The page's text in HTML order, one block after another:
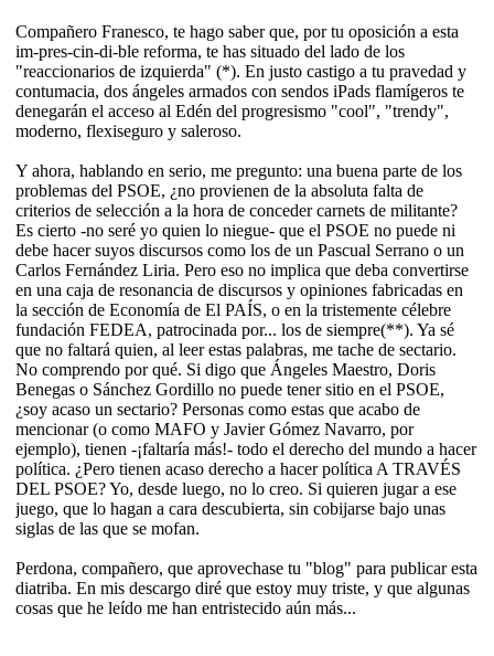
Compañero Franesco, te hago saber que, por tu oposición a esta
im-pres-cin-di-ble reforma, te has situado del lado de los
"reaccionarios de izquierda" (*). En justo castigo a tu pravedad y
contumacia, dos ángeles armados con sendos iPads flamígeros te
denegarán el acceso al Edén del progresismo "cool", "trendy",
moderno, flexiseguro y saleroso.
Y ahora, hablando en serio, me pregunto: una buena parte de los
problemas del PSOE, ¿no provienen de la absoluta falta de
criterios de selección a la hora de conceder carnets de militante?
Es cierto -no seré yo quien lo niegue- que el PSOE no puede ni
debe hacer suyos discursos como los de un Pascual Serrano o un
Carlos Fernández Liria. Pero eso no implica que deba convertirse
en una caja de resonancia de discursos y opiniones fabricadas en
la sección de Economía de El PAÍS, o en la tristemente célebre
fundación FEDEA, patrocinada por... los de siempre(**). Ya sé
que no faltará quien, al leer estas palabras, me tache de sectario.
No comprendo por qué. Si digo que Ángeles Maestro, Doris
Benegas o Sánchez Gordillo no puede tener sitio en el PSOE,
¿soy acaso un sectario? Personas como estas que acabo de
mencionar (o como MAFO y Javier Gómez Navarro, por
ejemplo), tienen -¡faltaría más!- todo el derecho del mundo a hacer
política. ¿Pero tienen acaso derecho a hacer política A TRAVÉS
DEL PSOE? Yo, desde luego, no lo creo. Si quieren jugar a ese
juego, que lo hagan a cara descubierta, sin cobijarse bajo unas
siglas de las que se mofan.
Perdona, compañero, que aprovechase tu "blog" para publicar esta
diatriba. En mis descargo diré que estoy muy triste, y que algunas
cosas que he leído me han entristecido aún más...